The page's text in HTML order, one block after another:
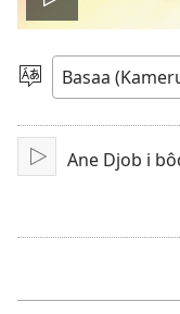
Play
video
Pohol
hilémb
Tuk Ane Djob i